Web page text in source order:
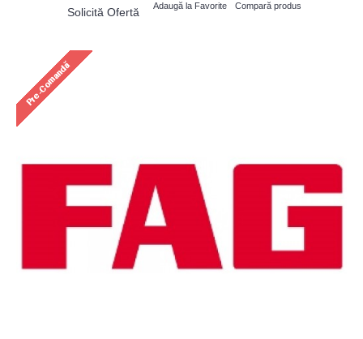
Solicită Ofertă Adaugă la Favorite Compară produs